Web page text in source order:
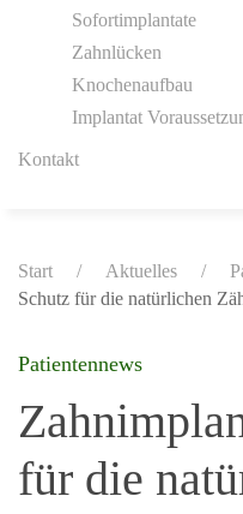
Sofortimplantate
Zahnlücken
Knochenaufbau
Implantat
Kontakt
Start Aktuelles
Schutz für die natürlichen
Patientennews
für die